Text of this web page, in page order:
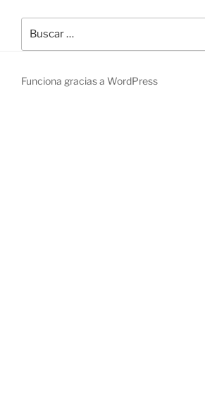
Funciona gracias a WordPress